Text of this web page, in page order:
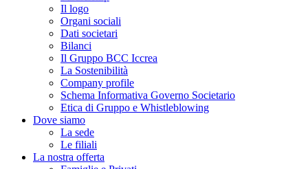
Il logo
Organi sociali
Dati societari
Bilanci
Il Gruppo BCC Iccrea
La Sostenibilità
Company profile
Schema Informativa Governo Societario
Etica di Gruppo e Whistleblowing
Dove siamo
La sede
Le filiali
La nostra offerta